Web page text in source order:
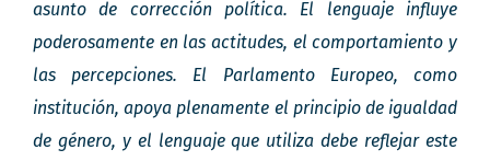
asunto de corrección política. El lenguaje influye
poderosamente en las actitudes, el comportamiento y
las percepciones. El Parlamento Europeo, como
institución, apoya plenamente el principio de igualdad
de género, y el lenguaje que utiliza debe reflejar este